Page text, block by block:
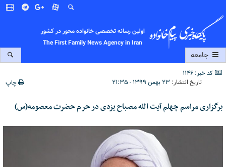
اولین رسانه تخصصی خانواده محور در کشور
The First Family News Agency in Iran
جامعه
کد خبر: 1146
تاریخ انتشار:۲۳ بهمن ۱۳۹۹ - ۲۱:۳۵ چاپ
برگزاری مراسم چهلم آیت الله مصباح یزدی در حرم حضرت معصومه(س)